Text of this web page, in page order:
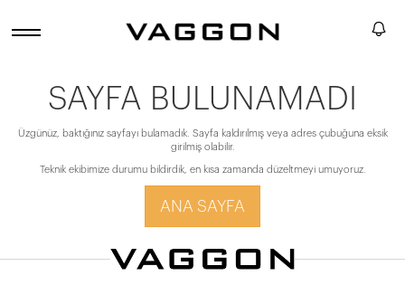
SAYFA BULUNAMADI
Üzgünüz, baktığınız sayfayı bulamadık. Sayfa kaldırılmış veya adres çubuğuna eksik
girilmiş olabilir.
Teknik ekibimize durumu bildirdik, en kısa zamanda düzeltmeyi umuyoruz.
ANA SAYFA